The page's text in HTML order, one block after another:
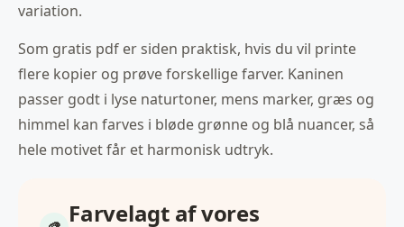
variation.
Som gratis pdf er siden praktisk, hvis du vil printe
flere kopier og prøve forskellige farver. Kaninen
passer godt i lyse naturtoner, mens marker, græs og
himmel kan farves i bløde grønne og blå nuancer, så
hele motivet får et harmonisk udtryk.
Farvelagt af vores